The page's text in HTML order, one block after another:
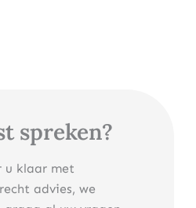
spreken?
u klaar met
advies, we